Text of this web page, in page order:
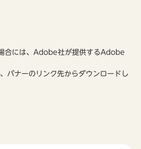
合には、Adobe社が提供するAdobe
バナーのリンク先からダウンロードし